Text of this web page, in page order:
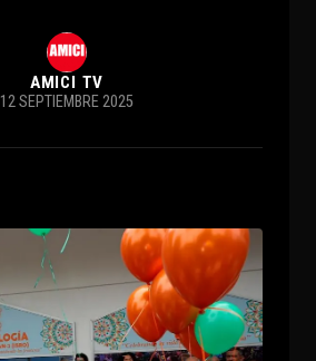
AMICI TV
12 SEPTIEMBRE 2025